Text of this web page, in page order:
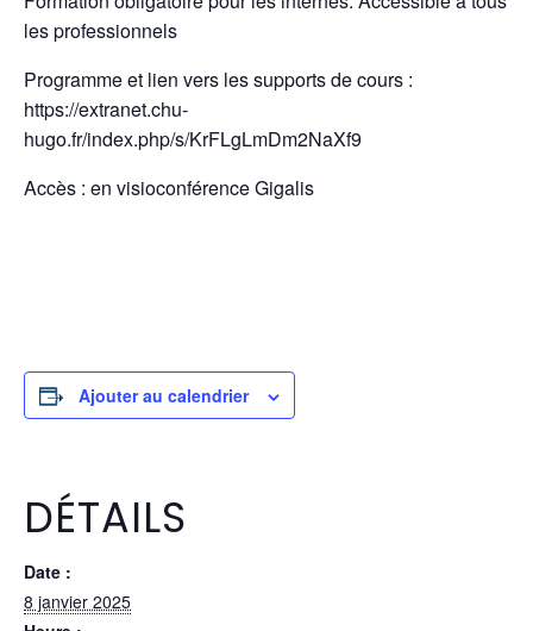
les professionnels
Programme et lien vers les supports de cours :
https://extranet.chu-
hugo.fr/index.php/s/KrFLgLmDm2NaXf9
Accès : en visioconférence Gigalis
Ajouter au calendrier
DÉTAILS
Date :
8 janvier 2025